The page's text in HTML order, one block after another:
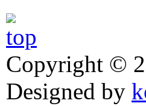
Copyright ©
Designed by